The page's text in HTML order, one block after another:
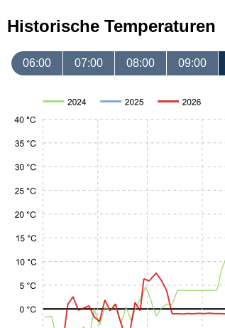
Historische Temperaturen
06:00 07:00 08:00 09:00